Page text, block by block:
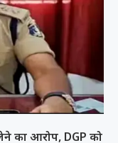
का आरोप, DGP को